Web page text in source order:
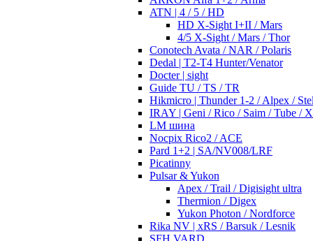
ATN | 4 / 5 / HD
HD X-Sight I+II / Mars
4/5 X-Sight / Mars / Thor
Conotech Avata / NAR / Polaris
Dedal | T2-T4 Hunter/Venator
Docter | sight
Guide TU / TS / TR
Hikmicro | Thunder 1-2 / Alpex /
IRAY | Geni / Rico / Saim / Tube /
LM шина
Nocpix Rico2 / ACE
Pard 1+2 | SA/NV008/LRF
Picatinny
Pulsar & Yukon
Apex / Trail / Digisight ultra
Thermion / Digex
Yukon Photon / Nordforce
Rika NV | xRS / Barsuk / Lesnik
SFH VARD